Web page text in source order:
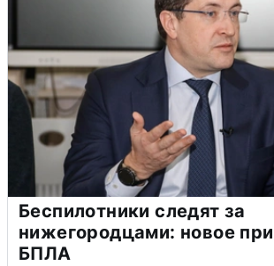
Беспилотники следят за
нижегородцами: новое
БПЛА